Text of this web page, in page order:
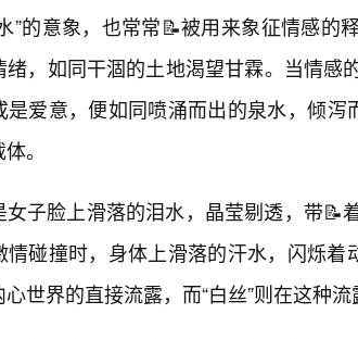
”的意象，也常常📝被用来象征情感的
绪，如同干涸的土地渴望甘霖。当情感
爱意，便如同喷涌而出的泉水，倾泻
。
女子脸上滑落的泪水，晶莹剔透，带📝
碰撞时，身体上滑落的汗水，闪烁着
世界的直接流露，而“白丝”则在这种